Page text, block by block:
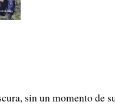
sin un momento de